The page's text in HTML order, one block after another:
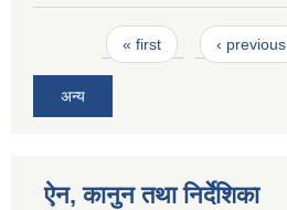
Pages« first ‹ previous
अन्य
ऐन, कानुन तथा निर्देशिका